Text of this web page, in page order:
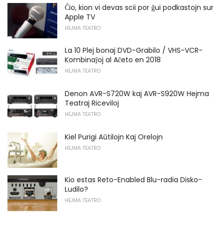
Ĉio, kion vi devas scii por ĝui podkastojn sur
Apple TV
HEJMA TEATRO
La 10 Plej bonaj DVD-Grabilo / VHS-VCR-
Kombinaĵoj al Aĉeto en 2018
HEJMA TEATRO
Denon AVR-S720W kaj AVR-S920W Hejma
Teatraj Riceviloj
HEJMA TEATRO
Kiel Purigi Aŭtilojn Kaj Orelojn
HEJMA TEATRO
Kio estas Reto-Enabled Blu-radia Disko-
Ludilo?
HEJMA TEATRO